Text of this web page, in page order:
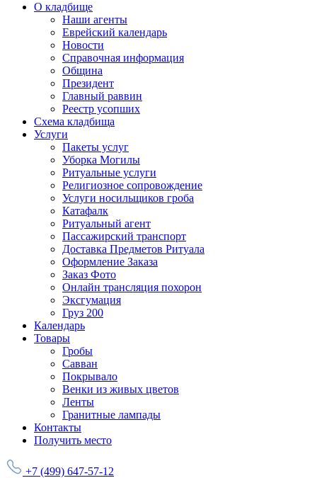
О кладбище
Наши агенты
Еврейский календарь
Новости
Справочная информация
Община
Президент
Главный раввин
Реестр усопших
Схема кладбища
Услуги
Пакеты услуг
Уборка Могилы
Ритуальные услуги
Религиозное сопровождение
Услуги носильщиков гроба
Катафалк
Ритуальный агент
Пассажирский транспорт
Доставка Предметов Ритуала
Оформление Заказа
Заказ Фото
Онлайн трансляция похорон
Эксгумация
Груз 200
Календарь
Товары
Гробы
Савван
Покрывало
Венки из живых цветов
Ленты
Гранитные лампады
Контакты
Получить место
+7 (499) 647-57-12